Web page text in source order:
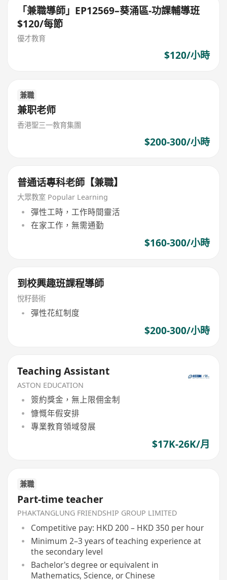
「兼職導師」EP12569–葵涌區-功課輔導班
$120/每節
優才教育
$120/小時
兼職
兼职老师
香港聖三一教育集團
$200-300/小時
普通话專科老師【兼職】
大眾教室 Popular Learning
彈性工時，工作時間靈活
在家工作，無需通勤
$160-300/小時
到校興趣班課程導師
悅籽藝術
彈性花紅制度
$200-300/小時
Teaching Assistant
ASTON EDUCATION
簽約獎金，無上限佣金制
慷慨年假安排
專業教育領域發展
$17K-26K/月
兼職
Part-time teacher
PHAKTANGLUNG FRIENDSHIP GROUP LIMITED
Competitive pay: HKD 200 – HKD 350 per hour
Minimum 2–3 years of teaching experience at
the secondary level
Bachelor's degree or equivalent in
Mathematics, Science, or Chinese